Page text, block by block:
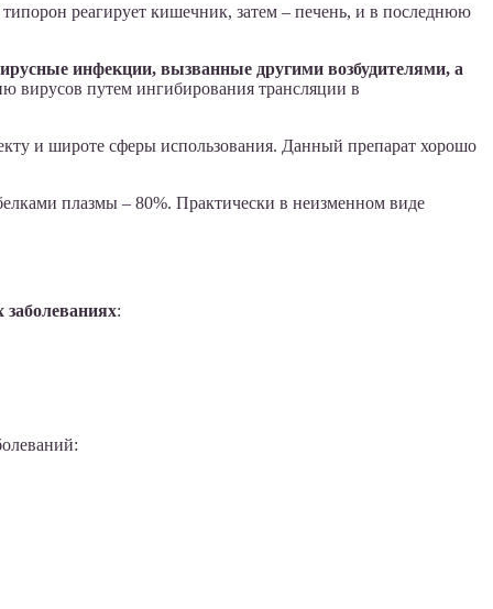
реагирует кишечник, затем – печень, и в последнюю
инфекции, вызванные другими возбудителями, а
вирусов путем ингибирования трансляции в
и широте сферы использования. Данный препарат хорошо
плазмы – 80%. Практически в неизменном виде
: